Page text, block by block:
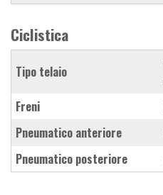
Ciclistica
Tipo telaio
Freni
Pneumatico anteriore
Pneumatico posteriore